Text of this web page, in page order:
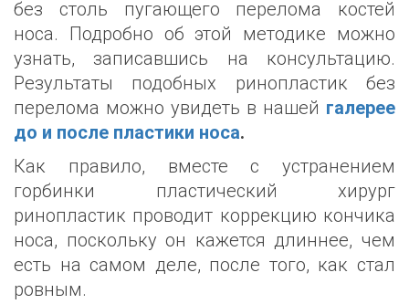
без столь пугающего перелома костей
носа. Подробно об этой методике можно
узнать, записавшись на консультацию.
Результаты подобных ринопластик без
перелома можно увидеть в нашей галерее
до и после пластики носа.
Как правило, вместе с устранением
горбинки пластический хирург
ринопластик проводит коррекцию кончика
носа, поскольку он кажется длиннее, чем
есть на самом деле, после того, как стал
ровным.